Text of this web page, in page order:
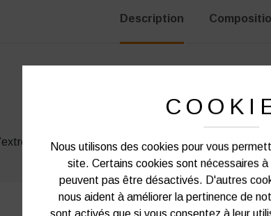
Description
manufacturée).
Nous utilisons des cookies pour vous
site. Certains cookies sont nécessaires
peuvent pas être désactivés. D'autres
nous aident à améliorer la pertinence de